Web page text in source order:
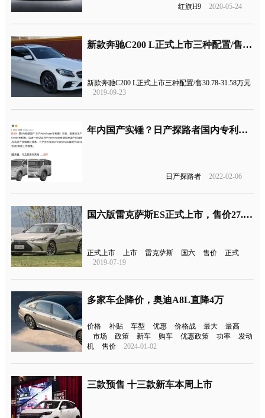
红旗H9 2020-05-24
新款奔驰C200 L正式上市三种配置/售价30.78-31.58万元
新款奔驰C200 L正式上市三种配置/售30.78-31.58万元
2019-09-23
年内国产实锤？日产探路者国内专利图曝光
日产探路者 2022-02-06
国六版雷克萨斯ES正式上市，售价27.90-46.80万
正式上市 上市 雷克萨斯 国六 售价
正式
2019-07-19
多家车企降价，奥迪A8L直降4万
价格 补贴 车型 优惠 价格战 最大
最高
市场
政策 新车 购车 优惠政策 功率
发动
机
售价 2024-01-02
三款预售 十三款新车本周上市